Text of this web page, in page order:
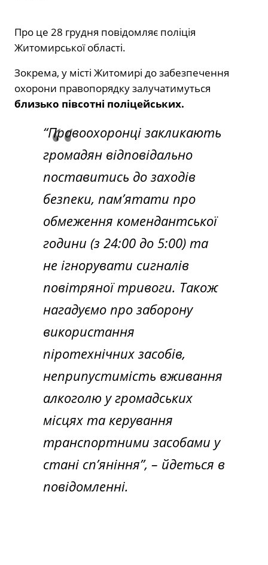
Про це 28 грудня повідомляє поліція
Житомирської області.
Зокрема, у місті Житомирі до забезпечення
охорони правопорядку залучатимуться
близько півсотні поліцейських.
“Правоохоронці закликають
громадян відповідально
поставитись до заходів
безпеки, пам’ятати про
обмеження комендантської
години (з 24:00 до 5:00) та
не ігнорувати сигналів
повітряної тривоги. Також
нагадуємо про заборону
використання
піротехнічних засобів,
неприпустимість вживання
алкоголю у громадських
місцях та керування
транспортними засобами у
стані сп’яніння”, – йдеться в
повідомленні.